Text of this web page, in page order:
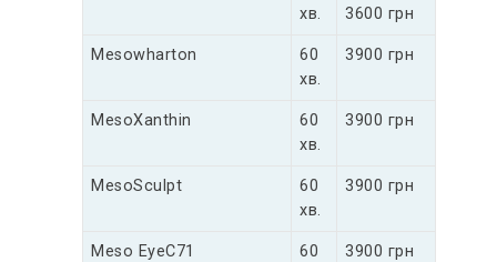
хв.
3600 грн
Mesowharton
60
хв.
3900 грн
MesoXanthin
60
хв.
3900 грн
MesoSculpt
60
хв.
3900 грн
Meso EyeC71
60
3900 грн